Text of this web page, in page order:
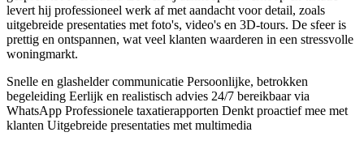
levert hij professioneel werk af met aandacht voor detail, zoals
uitgebreide presentaties met foto's, video's en 3D-tours. De sfeer is
prettig en ontspannen, wat veel klanten waarderen in een stressvolle
woningmarkt.
Snelle en glashelder communicatie Persoonlijke, betrokken
begeleiding Eerlijk en realistisch advies 24/7 bereikbaar via
WhatsApp Professionele taxatierapporten Denkt proactief mee met
klanten Uitgebreide presentaties met multimedia